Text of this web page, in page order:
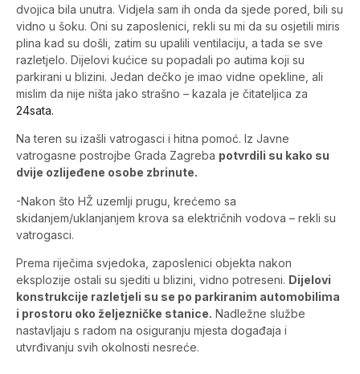
dvojica bila unutra. Vidjela sam ih onda da sjede pored, bili su
vidno u šoku. Oni su zaposlenici, rekli su mi da su osjetili miris
plina kad su došli, zatim su upalili ventilaciju, a tada se sve
razletjelo. Dijelovi kućice su popadali po autima koji su
parkirani u blizini. Jedan dečko je imao vidne opekline, ali
mislim da nije ništa jako strašno – kazala je čitateljica za
24sata.
Na teren su izašli vatrogasci i hitna pomoć. Iz Javne
vatrogasne postrojbe Grada Zagreba potvrdili su kako su
dvije ozlijeđene osobe zbrinute.
-Nakon što HŽ uzemlji prugu, krećemo sa
skidanjem/uklanjanjem krova sa električnih vodova – rekli su
vatrogasci.
Prema riječima svjedoka, zaposlenici objekta nakon
eksplozije ostali su sjediti u blizini, vidno potreseni. Dijelovi
konstrukcije razletjeli su se po parkiranim automobilima
i prostoru oko željezničke stanice. Nadležne službe
nastavljaju s radom na osiguranju mjesta događaja i
utvrđivanju svih okolnosti nesreće.